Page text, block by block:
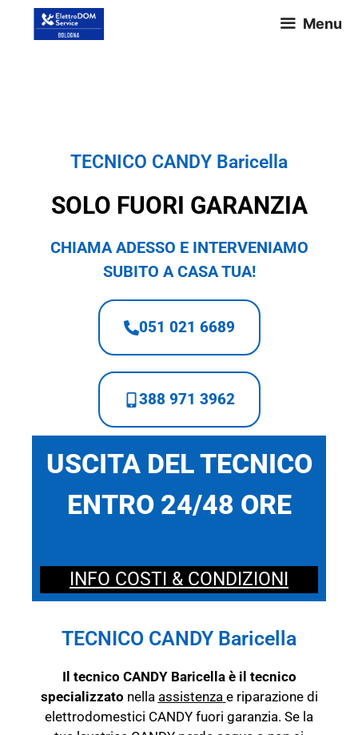
Menu
TECNICO CANDY Baricella
SOLO FUORI GARANZIA
CHIAMA ADESSO E INTERVENIAMO
SUBITO A CASA TUA!
051 021 6689
388 971 3962
USCITA DEL TECNICO
ENTRO 24/48 ORE
INFO COSTI & CONDIZIONI
TECNICO CANDY Baricella
Il tecnico CANDY Baricella è il tecnico
specializzato nella assistenza e riparazione di
elettrodomestici CANDY fuori garanzia. Se la